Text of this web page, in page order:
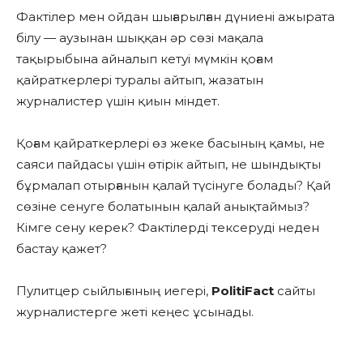
Фактілер мен ойдан шығарылған дүниені ажырата
білу — аузынан шыққан әр сөзі мақала
тақырыбына айналып кетуі мүмкін қоғам
қайраткерлері туралы айтып, жазатын
журналистер үшін қиын міндет.
Қоғам қайраткерлері өз жеке басының қамы, не
саяси пайдасы үшін өтірік айтып, не шындықты
бұрмалап отырғанын қалай түсінуге болады? Қай
сөзіне сенуге болатынын қалай анықтаймыз?
Кімге сену керек? Фактілерді тексеруді неден
бастау қажет?
Пулитцер сыйлығының иегері, PolitiFact сайты
журналистерге жеті кеңес ұсынады.